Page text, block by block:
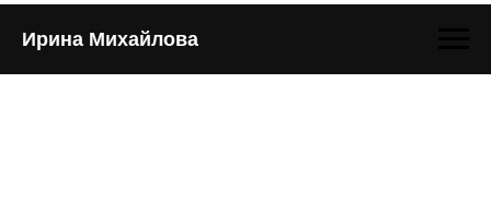
Ирина Михайлова